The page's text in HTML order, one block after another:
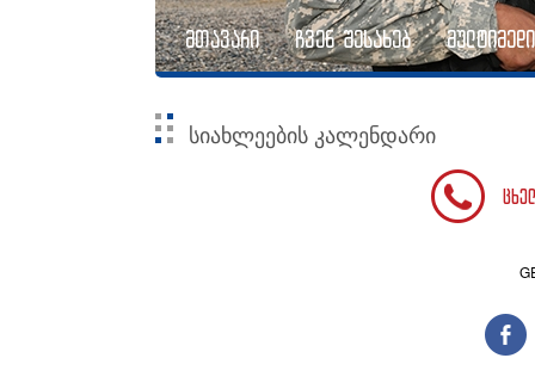
მთავარი ჩვენ შესახებ
სიახლეების კალენდარი